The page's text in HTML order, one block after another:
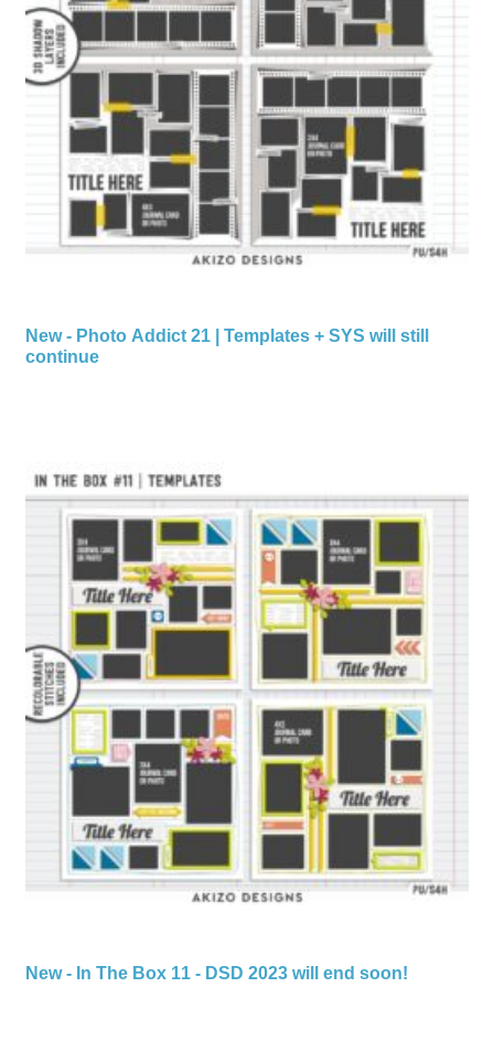
New - Photo Addict 21 | Templates + SYS will still
continue
New - In The Box 11 - DSD 2023 will end soon!